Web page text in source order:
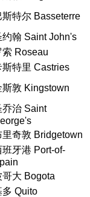
斯特尔 Basseterre
约翰 Saint John's
索 Roseau
斯特里 Castries
斯敦 Kingstown
乔治 Saint
里奇敦 Bridgetown
班牙港 Port-of-
哥大 Bogota
多 Quito